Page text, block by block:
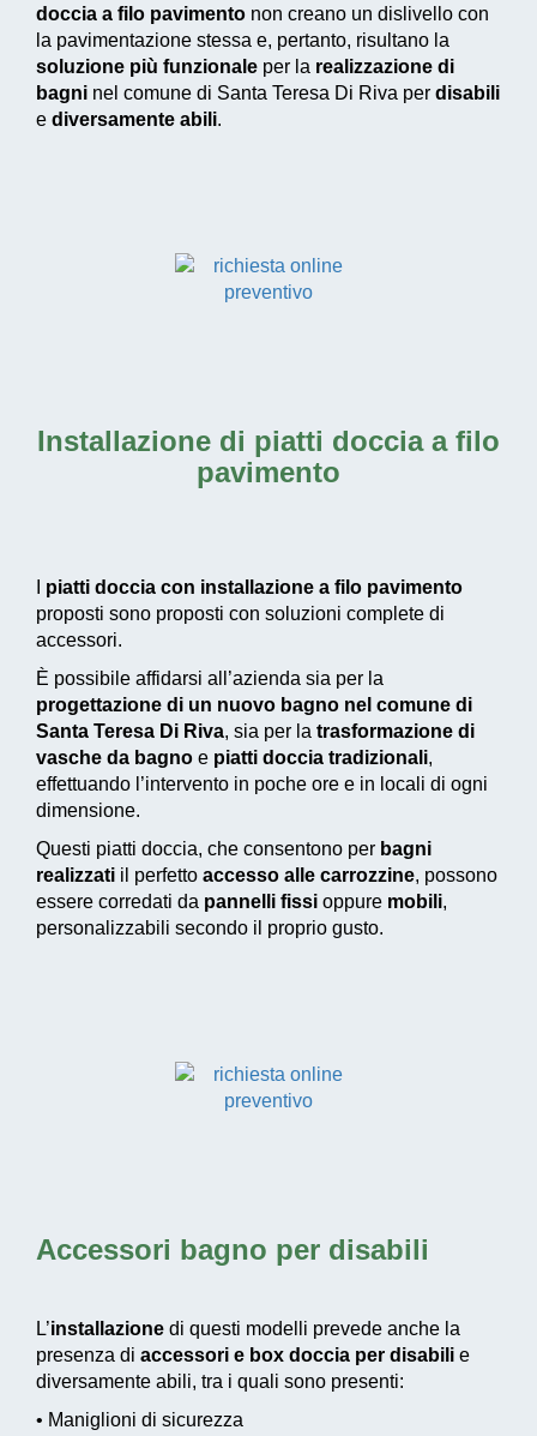
doccia a filo pavimento non creano un dislivello con
la pavimentazione stessa e, pertanto, risultano la
soluzione più funzionale per la realizzazione di
bagni nel comune di Santa Teresa Di Riva per disabili
e diversamente abili.
Installazione di piatti doccia a filo
pavimento
piatti doccia con installazione a filo pavimento
proposti sono proposti con soluzioni complete di
accessori.
È possibile affidarsi all’azienda sia per la
progettazione di un nuovo bagno nel comune di
Santa Teresa Di Riva, sia per la trasformazione di
vasche da bagno e piatti doccia tradizionali,
effettuando l’intervento in poche ore e in locali di ogni
dimensione.
Questi piatti doccia, che consentono per bagni
realizzati il perfetto accesso alle carrozzine, possono
essere corredati da pannelli fissi oppure mobili,
personalizzabili secondo il proprio gusto.
Accessori bagno per disabili
L’installazione di questi modelli prevede anche la
presenza di accessori e box doccia per disabili e
diversamente abili, tra i quali sono presenti:
• Maniglioni di sicurezza